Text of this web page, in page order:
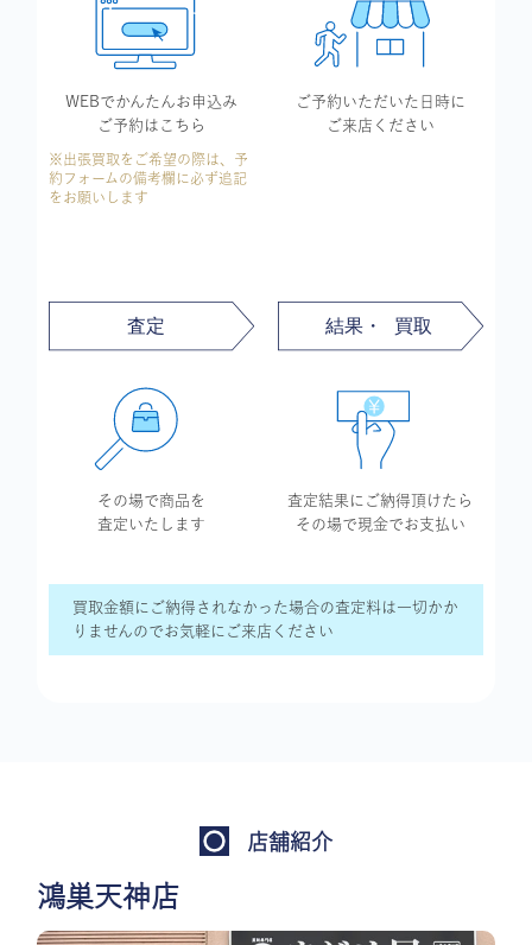
WEBでかんたんお申込み
ご予約はこちら
※出張買取をご希望の際は、予
約フォームの備考欄に必ず追記
をお願いします
ご予約いただいた 日時に
ご来店ください
その場で商品を
査定いたします
査定結果に ご納得頂けたら
その場で現金で お支払い
買取金額にご納得されなかった場合の査定料は一切かか
りませんのでお気軽にご来店ください
店舗紹介
鴻巣天神店